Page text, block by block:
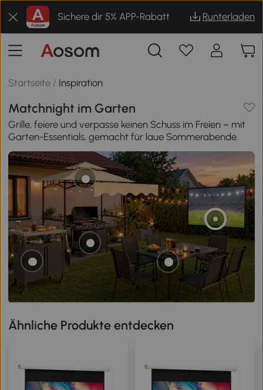
Sichere dir 5% APP-Rabatt Runterladen
Startseite / Inspiration
Matchnight im Garten
Grille, feiere und verpasse keinen Schuss im Freien – mit
Garten-Essentials, gemacht für laue Sommerabende.
Ähnliche Produkte entdecken